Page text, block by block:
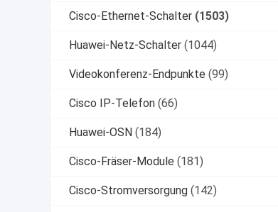
Cisco-Ethernet-Schalter (1503)
Huawei-Netz-Schalter (1044)
Videokonferenz-Endpunkte (99)
Cisco IP-Telefon (66)
Huawei-OSN (184)
Cisco-Fräser-Module (181)
Cisco-Stromversorgung (142)